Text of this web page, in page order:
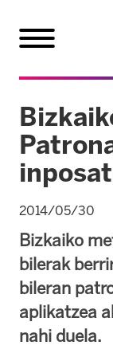
2014/05/30
Bizkaiko
bilerak
bileran
aplikatzea
nahi duela.